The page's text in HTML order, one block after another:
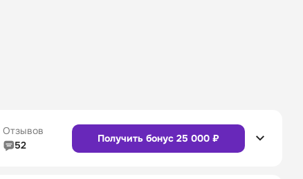
Отзывов
52
Получить бонус 25 000 ₽